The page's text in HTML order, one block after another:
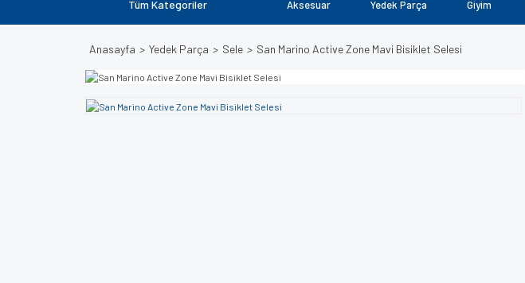
Tüm Kategoriler Aksesuar Yedek Parça Giyim
Anasayfa Yedek Parça Sele San Marino Active Zone Mavi Bisiklet Selesi